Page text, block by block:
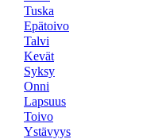
Tuska
Epätoivo
Talvi
Kevät
Syksy
Onni
Lapsuus
Toivo
Ystävyys